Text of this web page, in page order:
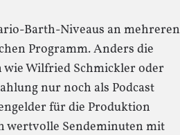
Barth-Niveaus an mehreren
Programm. Anders die
Wilfried Schmickler oder
nur noch als Podcast
für die Produktion
wertvolle Sendeminuten mit